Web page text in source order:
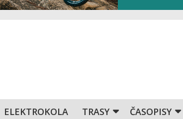
ELEKTROKOLA TRASY ČASOPISY